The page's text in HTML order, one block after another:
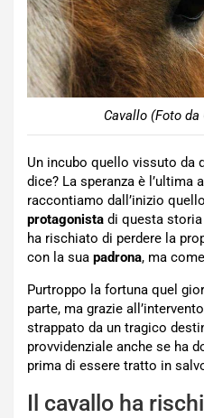
Cavallo (Foto
Un incubo quello vissuto da
dice? La speranza è
raccontiamo dall’inizio
protagonista di questa
ha rischiato di perdere la
con la sua padrona, ma
Purtroppo la fortuna quel
parte, ma grazie all’intervento
strappato da un tragico
provvidenziale anche se ha
prima di essere tratto in
Il cavallo ha